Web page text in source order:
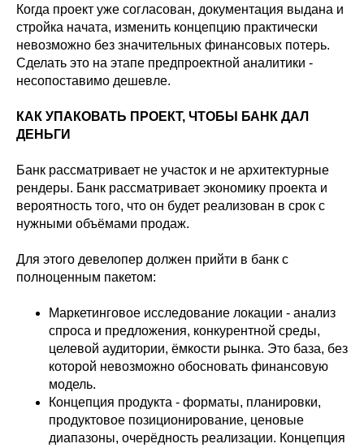
Когда проект уже согласован, документация выдана и
стройка начата, изменить концепцию практически
невозможно без значительных финансовых потерь.
Сделать это на этапе предпроектной аналитики -
несопоставимо дешевле.
КАК УПАКОВАТЬ ПРОЕКТ, ЧТОБЫ БАНК ДАЛ
ДЕНЬГИ
Банк рассматривает не участок и не архитектурные
рендеры. Банк рассматривает экономику проекта и
вероятность того, что он будет реализован в срок с
нужными объёмами продаж.
Для этого девелопер должен прийти в банк с
полноценным пакетом:
Маркетинговое исследование локации - анализ
спроса и предложения, конкурентной среды,
целевой аудитории, ёмкости рынка. Это база, без
которой невозможно обосновать финансовую
модель.
Концепция продукта - форматы, планировки,
продуктовое позиционирование, ценовые
диапазоны, очерёдность реализации. Концепция